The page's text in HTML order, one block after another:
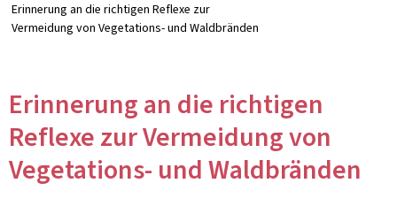
Erinnerung an die richtigen Reflexe zur
Vermeidung von Vegetations- und Waldbränden
Erinnerung an die richtigen
Reflexe zur Vermeidung von
Vegetations- und Waldbränden